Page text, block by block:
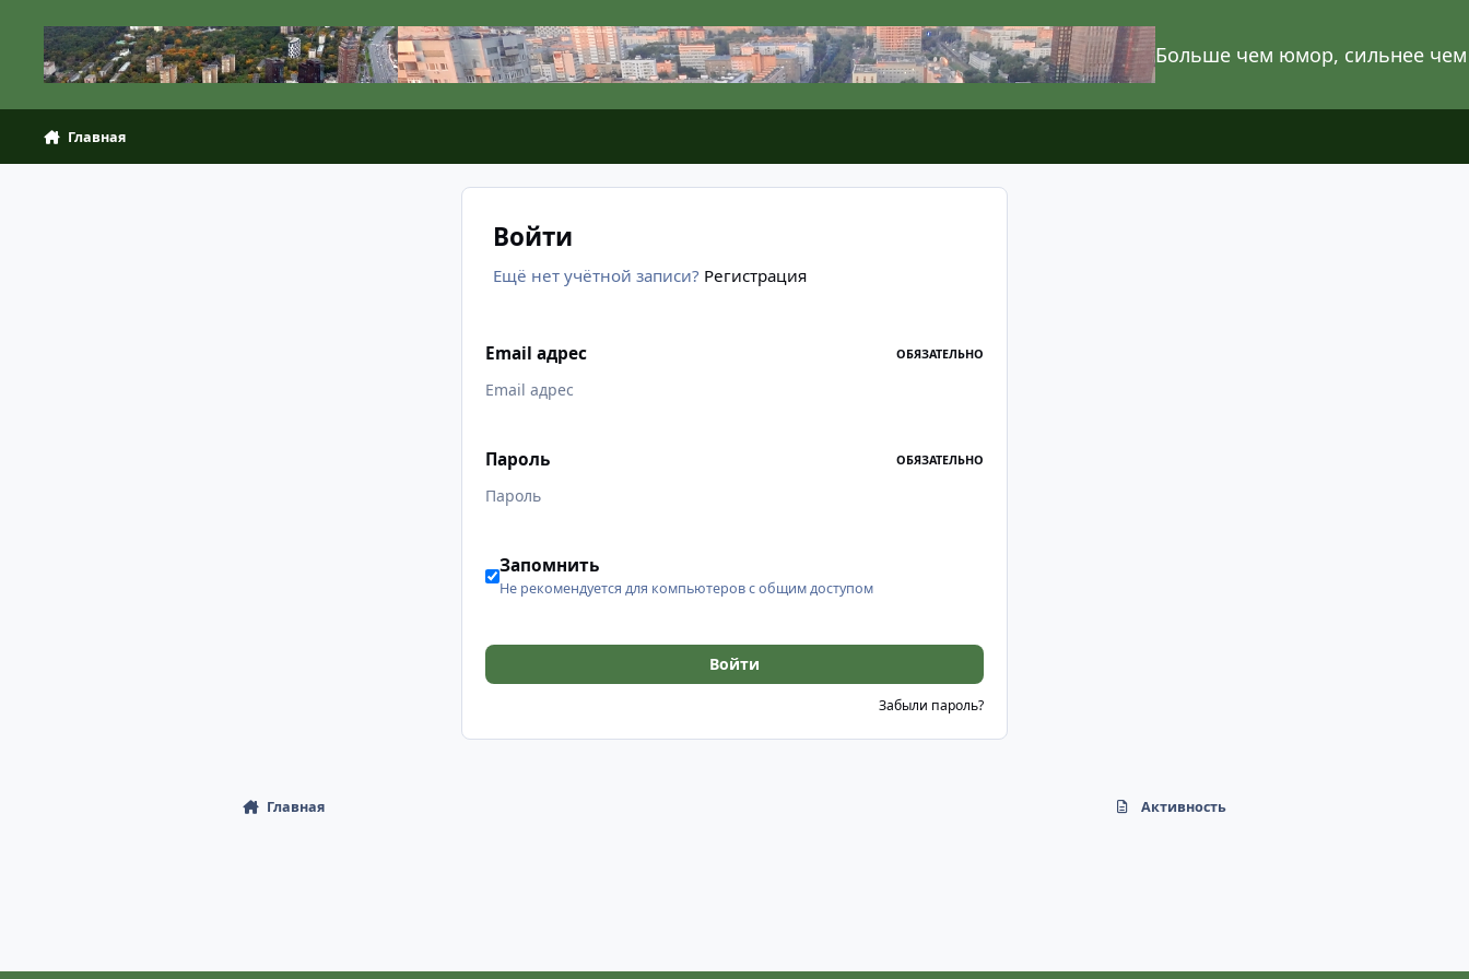
Больше чем юмор, сильнее
Главная
Войти
Ещё нет учётной записи? Регистрация
Email адрес ОБЯЗАТЕЛЬНО
Пароль ОБЯЗАТЕЛЬНО
Запомнить
Не рекомендуется для компьютеров с общим доступом
Войти
Забыли пароль?
Главная Активность